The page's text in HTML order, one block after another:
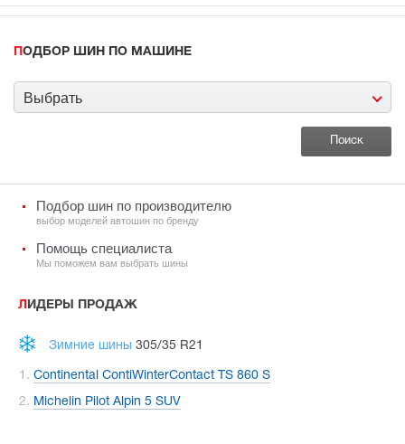
ПОДБОР ШИН ПО МАШИНЕ
Выбрать
Подбор шин по производителю
выбор моделей автошин по бренду
Помощь специалиста
Мы поможем вам выбрать шины
ЛИДЕРЫ ПРОДАЖ
Зимние шины 305/35 R21
Continental ContiWinterContact TS 860 S
Michelin Pilot Alpin 5 SUV